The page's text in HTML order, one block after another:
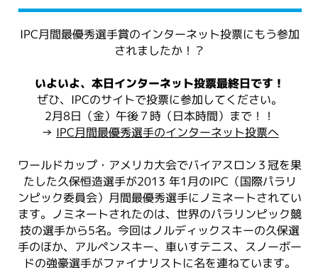
IPC月間最優秀選手賞のインターネット投票にもう参加
されましたか！？
いよいよ、本日インターネット投票最終日です！
ぜひ、IPCのサイトで投票に参加してください。
2月8日（金）午後７時（日本時間）まで！！
→ IPC月間最優秀選手のインターネット投票へ
ワールドカップ・アメリカ大会でバイアスロン３冠を果
たした久保恒造選手が2013 年1月のIPC（国際パラリ
ンピック委員会）月間最優秀選手にノミネートされてい
ます。ノミネートされたのは、世界のパラリンピック競
技の選手から5名。今回はノルディックスキーの久保選
手のほか、アルペンスキー、車いすテニス、スノーボー
ドの強豪選手がファイナリストに名を連ねています。